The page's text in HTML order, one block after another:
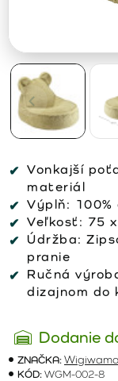
Vonkajší
materiál
Výplň:
Veľkosť: 75
Údržba:
pranie
Ručná
dizajnom do
Dodanie
ZNAČKA:
KÓD:WGM-002-8